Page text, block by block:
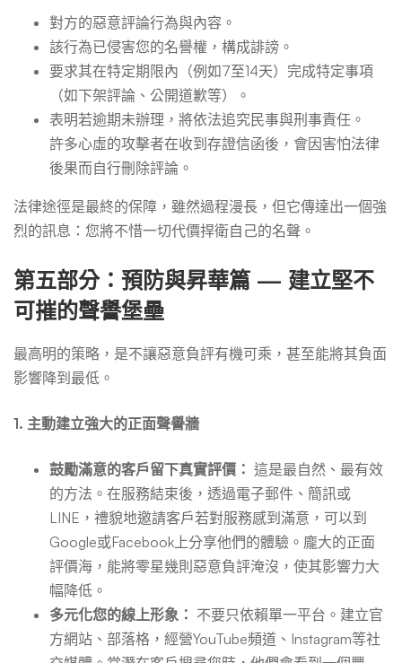
對方的惡意評論行為與內容。
該行為已侵害您的名譽權，構成誹謗。
要求其在特定期限內（例如7至14天）完成特定事項
（如下架評論、公開道歉等）。
表明若逾期未辦理，將依法追究民事與刑事責任。
許多心虛的攻擊者在收到存證信函後，會因害怕法律
後果而自行刪除評論。
法律途徑是最終的保障，雖然過程漫長，但它傳達出一個強
烈的訊息：您將不惜一切代價捍衛自己的名聲。
第五部分：預防與昇華篇 — 建立堅不
可摧的聲譽堡壘
最高明的策略，是不讓惡意負評有機可乘，甚至能將其負面
影響降到最低。
1. 主動建立強大的正面聲譽牆
鼓勵滿意的客戶留下真實評價： 這是最自然、最有效
的方法。在服務結束後，透過電子郵件、簡訊或
LINE，禮貌地邀請客戶若對服務感到滿意，可以到
Google或Facebook上分享他們的體驗。龐大的正面
評價海，能將零星幾則惡意負評淹沒，使其影響力大
幅降低。
多元化您的線上形象： 不要只依賴單一平台。建立官
方網站、部落格，經營YouTube頻道、Instagram等社